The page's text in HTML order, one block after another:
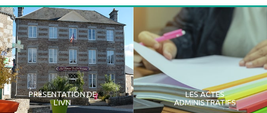
PRÉSENTATION DE
L'IVN
LES ACTES
ADMINISTRATIFS